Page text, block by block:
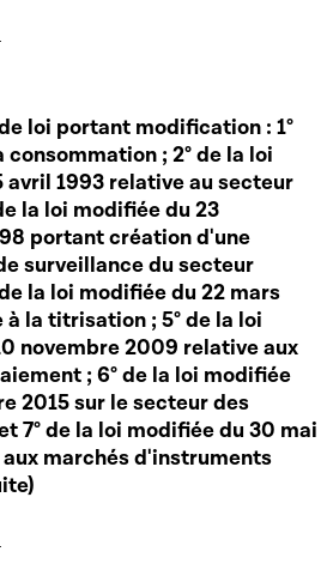
loi portant modification : 1°
consommation ; 2° de la loi
avril 1993 relative au secteur
la loi modifiée du 23
portant création d'une
surveillance du secteur
la loi modifiée du 22 mars
la titrisation ; 5° de la loi
novembre 2009 relative aux
; 6° de la loi modifiée
2015 sur le secteur des
7° de la loi modifiée du 30 mai
marchés d'instruments